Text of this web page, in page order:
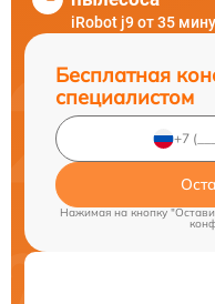
iRobot j9 от 35
Бесплатная
специалистом
Нажимая на кнопку